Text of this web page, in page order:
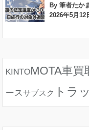
By 筆者たか
2026年5月12
KINTOMOTA車買
ースサブスク トラ